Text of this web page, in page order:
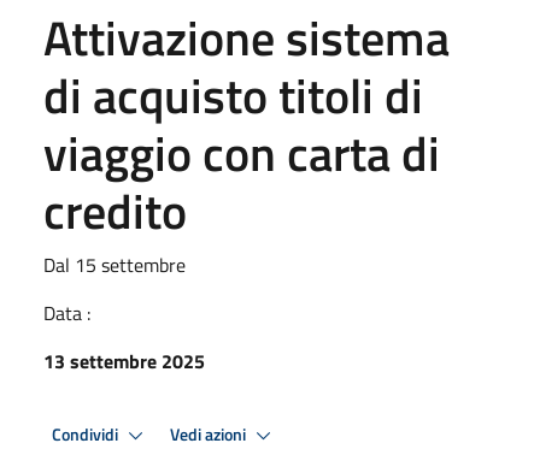
Attivazione sistema
di acquisto titoli di
viaggio con carta di
credito
Dal 15 settembre
Data :
13 settembre 2025
Condividi Vedi azioni